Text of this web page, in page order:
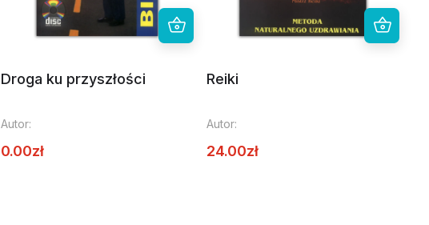
Droga ku przyszłości
Autor:
0.00zł
Reiki
Autor:
24.00zł